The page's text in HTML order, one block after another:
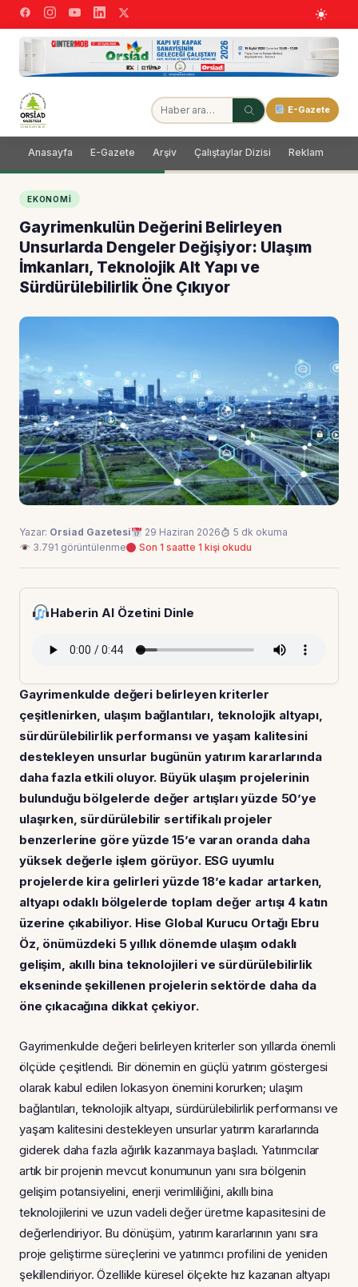
E-Gazete
Anasayfa E-Gazete Arşiv Çalıştaylar Dizisi Reklam
EKONOMI
Gayrimenkulün Değerini Belirleyen
Unsurlarda Dengeler Değişiyor: Ulaşım
İmkanları, Teknolojik Alt Yapı ve
Sürdürülebilirlik Öne Çıkıyor
Yazar: Orsiad Gazetesi 29 Haziran 2026
5 dk okuma
3.791 görüntülenme
Son 1 saatte 1 kişi okudu
Haberin AI Özetini Dinle
Gayrimenkulde değeri belirleyen kriterler
çeşitlenirken, ulaşım bağlantıları, teknolojik altyapı,
sürdürülebilirlik performansı ve yaşam kalitesini
destekleyen unsurlar bugünün yatırım kararlarında
daha fazla etkili oluyor. Büyük ulaşım projelerinin
bulunduğu bölgelerde değer artışları yüzde 50’ye
ulaşırken, sürdürülebilir sertifikalı projeler
benzerlerine göre yüzde 15’e varan oranda daha
yüksek değerle işlem görüyor. ESG uyumlu
projelerde kira gelirleri yüzde 18’e kadar artarken,
altyapı odaklı bölgelerde toplam değer artışı 4 katın
üzerine çıkabiliyor. Hise Global Kurucu Ortağı Ebru
Öz, önümüzdeki 5 yıllık dönemde ulaşım odaklı
gelişim, akıllı bina teknolojileri ve sürdürülebilirlik
ekseninde şekillenen projelerin sektörde daha da
öne çıkacağına dikkat çekiyor.
Gayrimenkulde değeri belirleyen kriterler son yıllarda önemli
ölçüde çeşitlendi. Bir dönemin en güçlü yatırım göstergesi
olarak kabul edilen lokasyon önemini korurken; ulaşım
bağlantıları, teknolojik altyapı, sürdürülebilirlik performansı ve
yaşam kalitesini destekleyen unsurlar yatırım kararlarında
giderek daha fazla ağırlık kazanmaya başladı. Yatırımcılar
artık bir projenin mevcut konumunun yanı sıra bölgenin
gelişim potansiyelini, enerji verimliliğini, akıllı bina
teknolojilerini ve uzun vadeli değer üretme kapasitesini de
değerlendiriyor. Bu dönüşüm, yatırım kararlarının yanı sıra
proje geliştirme süreçlerini ve yatırımcı profilini de yeniden
şekillendiriyor. Özellikle küresel ölçekte hız kazanan altyapı